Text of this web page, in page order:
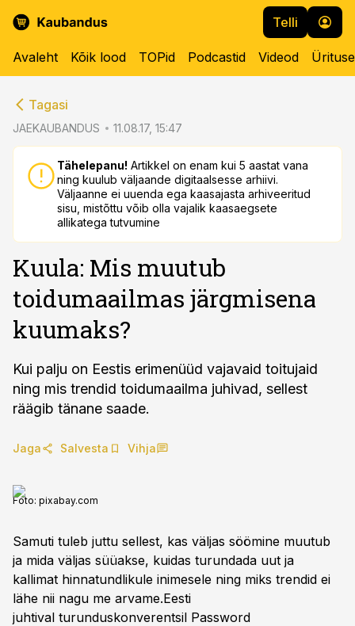
Telli
Avaleht Kõik lood TOPid Podcastid Videod
Tagasi
JAEKAUBANDUS 11.08.17, 15:47
Tähelepanu! Artikkel on enam kui 5 aastat vana
ning kuulub väljaande digitaalsesse arhiivi.
Väljaanne ei uuenda ega kaasajasta arhiveeritud
sisu, mistõttu võib olla vajalik kaasaegsete
allikatega tutvumine
Kuula: Mis muutub
toidumaailmas järgmisena
kuumaks?
Kui palju on Eestis erimenüüd vajavaid toitujaid
ning mis trendid toidumaailma juhivad, sellest
räägib tänane saade.
Jaga Salvesta Vihja
Foto: pixabay.com
Samuti tuleb juttu sellest, kas väljas söömine muutub
ja mida väljas süüakse, kuidas turundada uut ja
kallimat hinnatundlikule inimesele ning miks trendid ei
lähe nii nagu me arvame.Eesti
juhtival turunduskonverentsil Password